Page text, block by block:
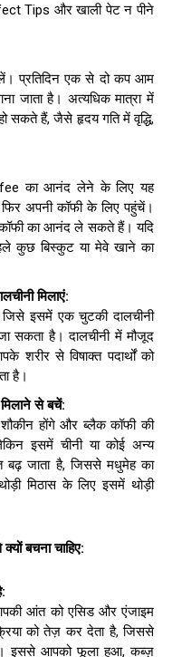
Tips और खाली पेट न पीने
प्रतिदिन एक से दो कप आम
जाता है। अत्यधिक मात्रा में
सकते हैं, जैसे हृदय गति में वृद्धि,
का आनंद लेने के लिए यह
अपनी कॉफी के लिए पहुंचें।
कॉफी का आनंद ले सकते हैं। यदि
कुछ बिस्कुट या मेवे खाने का
मिलाएं:
इसमें एक चुटकी दालचीनी
सकता है। दालचीनी में मौजूद
शरीर से विषाक्त पदार्थों को
है।
मिलाने से बचें:
होंगे और ब्लैक कॉफी की
इसमें चीनी या कोई अन्य
बढ़ जाता है, जिससे मधुमेह का
मिठास के लिए इसमें थोड़ी
बचना चाहिए:
:
आंत को एसिड और एंजाइम
को तेज़ कर देता है, जिससे
है। इससे आपको फूला हुआ, कब्ज़